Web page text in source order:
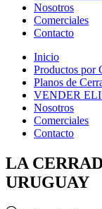
Nosotros
Comerciales
Contacto
Inicio
Productos por
Planos de
VENDER
Nosotros
Comerciales
Contacto
LA
URUGUAY